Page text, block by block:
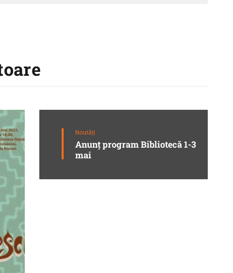
Noutăți
Anunț program Bibliotecă 1-3
mai